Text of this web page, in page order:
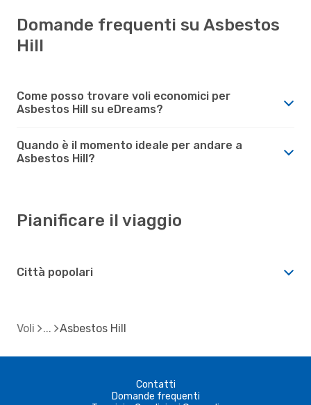
Domande frequenti su Asbestos
Hill
Come posso trovare voli economici per
Asbestos Hill su eDreams?
Quando è il momento ideale per andare a
Asbestos Hill?
Pianificare il viaggio
Città popolari
Voli Asbestos Hill
Contatti
Domande frequenti